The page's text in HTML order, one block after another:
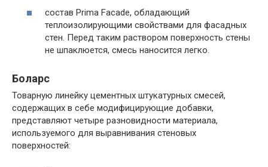
состав Prima Facade, обладающий
теплоизолирующими свойствами для фасадных
стен. Перед таким раствором поверхность стены
не шпаклюется, смесь наносится легко.
Боларс
Товарную линейку цементных штукатурных смесей,
содержащих в себе модифицирующие добавки,
представляют четыре разновидности материала,
используемого для выравнивания стеновых
поверхностей: